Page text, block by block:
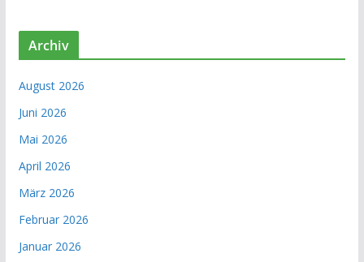
Archiv
August 2026
Juni 2026
Mai 2026
April 2026
März 2026
Februar 2026
Januar 2026